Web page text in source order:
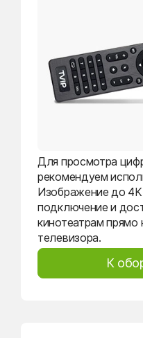
Для просмотра
рекомендуем
Изображение до
подключение и
кинотеатрам прямо
телевизора.
К